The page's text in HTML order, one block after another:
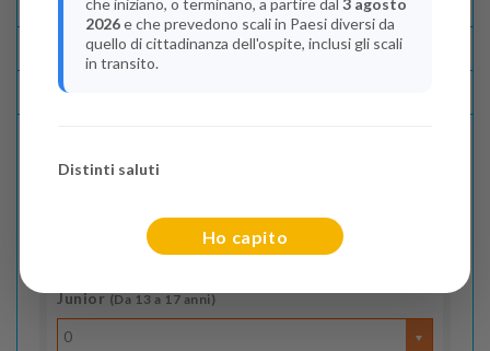
Condizioni
Recensioni
Indica il numero dei passeggeri
Junior(Da 13 a 17 anni)
0
che iniziano, o terminano, a partire dal 3 agosto
2026e che prevedono scali in Paesi diversi da
quello di cittadinanza dell'ospite, inclusi gli scali
in transito.
Distinti saluti
Ho capito